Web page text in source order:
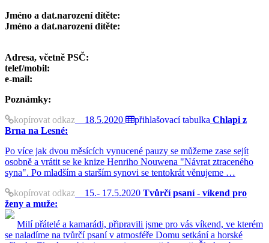
Jméno a dat.narození dítěte:
Jméno a dat.narození dítěte:
Adresa, včetně PSČ:
telef/mobil:
e-mail:
Poznámky:
kopírovat odkaz 18.5.2020 přihlašovací tabulka Chlapi z
Brna na Lesné:
Po více jak dvou měsících vynucené pauzy se můžeme zase sejít
osobně a vrátit se ke knize Henriho Nouwena "Návrat ztraceného
syna". Po mladším a starším synovi se tentokrát věnujeme …
kopírovat odkaz 15.- 17.5.2020 Tvůrčí psaní - víkend pro
ženy a muže:
Milí přátelé a kamarádi, připravili jsme pro vás víkend, ve kterém
se naladíme na tvůrčí psaní v atmosféře Domu setkání a horské